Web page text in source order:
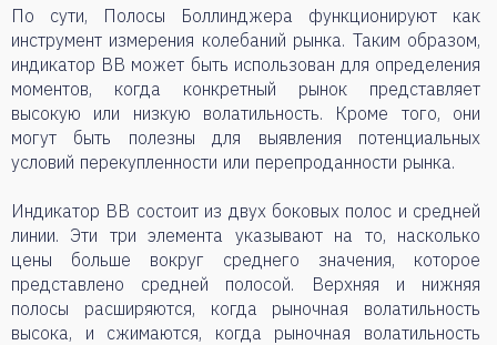
По сути, Полосы Боллинджера функционируют как
инструмент измерения колебаний рынка. Таким образом,
индикатор BB может быть использован для определения
моментов, когда конкретный рынок представляет
высокую или низкую волатильность. Кроме того, они
могут быть полезны для выявления потенциальных
условий перекупленности или перепроданности рынка.
Индикатор BB состоит из двух боковых полос и средней
линии. Эти три элемента указывают на то, насколько
цены больше вокруг среднего значения, которое
представлено средней полосой. Верхняя и нижняя
полосы расширяются, когда рыночная волатильность
высока, и сжимаются, когда рыночная волатильность